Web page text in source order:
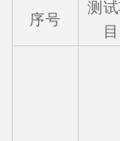
序号
测
目